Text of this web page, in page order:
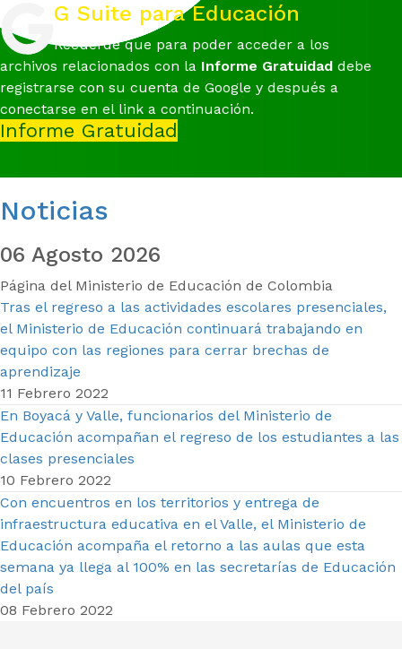
G Suite para Educación
Recuerde que para poder acceder a los
archivos relacionados con la Informe Gratuidad debe
registrarse con su cuenta de Google y después a
conectarse en el link a continuación.
Informe Gratuidad
Noticias
06 Agosto 2026
Página del Ministerio de Educación de Colombia
Tras el regreso a las actividades escolares presenciales,
el Ministerio de Educación continuará trabajando en
equipo con las regiones para cerrar brechas de
aprendizaje
11 Febrero 2022
En Boyacá y Valle, funcionarios del Ministerio de
Educación acompañan el regreso de los estudiantes a las
clases presenciales
10 Febrero 2022
Con encuentros en los territorios y entrega de
infraestructura educativa en el Valle, el Ministerio de
Educación acompaña el retorno a las aulas que esta
semana ya llega al 100% en las secretarías de Educación
del país
08 Febrero 2022